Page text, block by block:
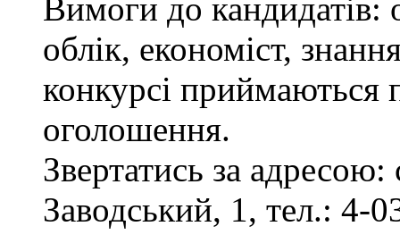
Вимоги до кандидатів:
облік, економіст,
конкурсі приймаються
оголошення.
Звертатись за
Заводський, 1, тел.: 4-